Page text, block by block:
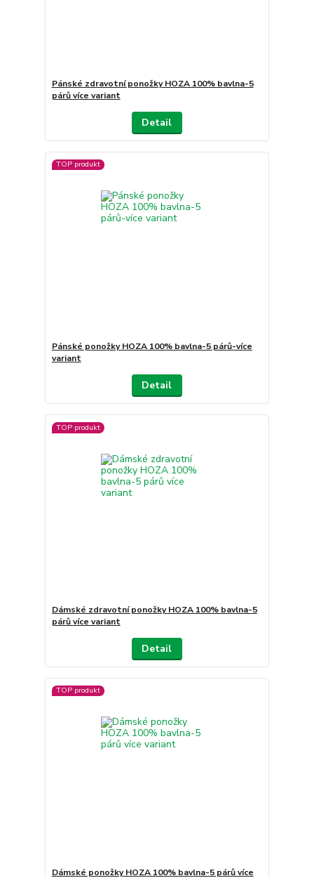
Pánské zdravotní ponožky HOZA 100% bavlna-5
párů více variant
Detail
TOP produkt
Pánské ponožky HOZA 100% bavlna-5 párů-více
variant
Detail
TOP produkt
Dámské zdravotní ponožky HOZA 100% bavlna-5
párů více variant
Detail
TOP produkt
Dámské ponožky HOZA 100% bavlna-5 párů více